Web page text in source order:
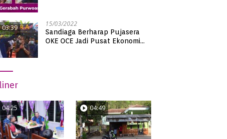
03:39 15/03/2022
Sandiaga Berharap Pujasera
OKE OCE Jadi Pusat Ekonomi
04:25 04:49